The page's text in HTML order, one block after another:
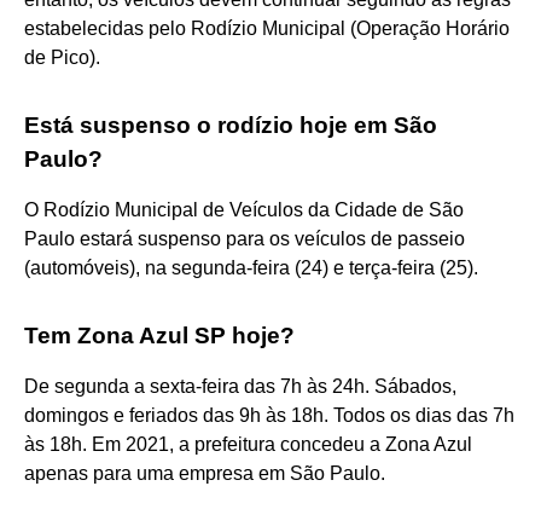
estabelecidas pelo Rodízio Municipal (Operação Horário
de Pico).
Está suspenso o rodízio hoje em São
Paulo?
O Rodízio Municipal de Veículos da Cidade de São
Paulo estará suspenso para os veículos de passeio
(automóveis), na segunda-feira (24) e terça-feira (25).
Tem Zona Azul SP hoje?
De segunda a sexta-feira das 7h às 24h. Sábados,
domingos e feriados das 9h às 18h. Todos os dias das 7h
às 18h. Em 2021, a prefeitura concedeu a Zona Azul
apenas para uma empresa em São Paulo.